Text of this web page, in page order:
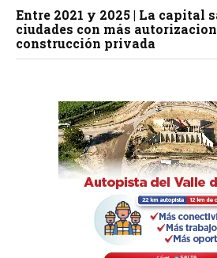
Entre 2021 y 2025 | La capital
ciudades con más
construcción privada